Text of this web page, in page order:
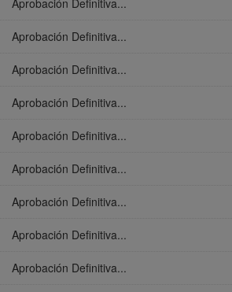
Aprobación Definitiva...
Aprobación Definitiva...
Aprobación Definitiva...
Aprobación Definitiva...
Aprobación Definitiva...
Aprobación Definitiva...
Aprobación Definitiva...
Aprobación Definitiva...
Aprobación Definitiva...